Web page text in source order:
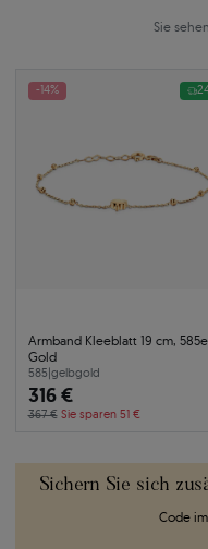
Sie
Sichern Sie sich
Code
-14%
Armband Kleeblatt 19 cm,
Gold
585|gelbgold
316 €
367 € Sie sparen 51 €